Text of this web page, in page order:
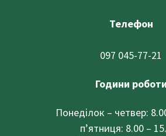
Телефон
097 045-77-21
Години роботи
Понеділок – четвер:
п’ятниця: 8.00 –